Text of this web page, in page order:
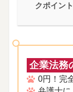
クポイント
企業法務
0円！完